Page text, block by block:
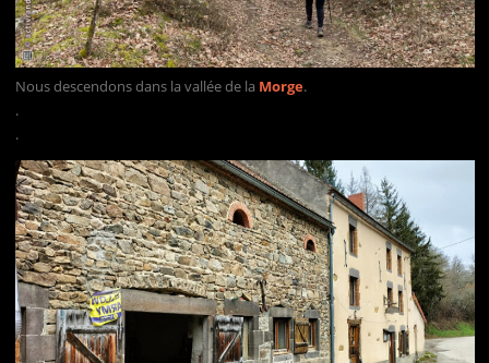
Nous descendons dans la vallée de la Morge.
.
.